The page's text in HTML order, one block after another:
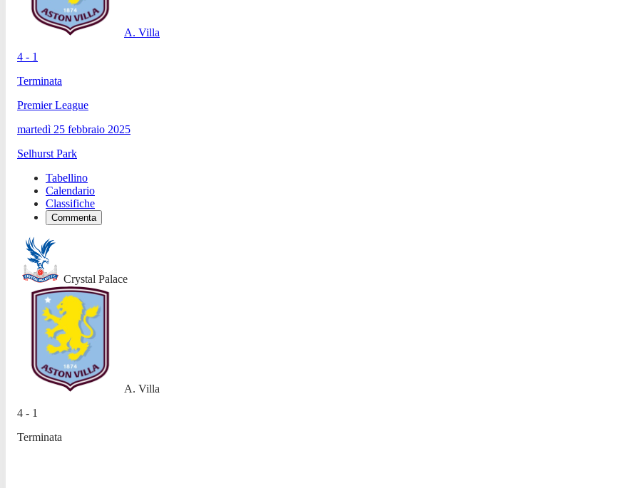
A. Villa
4 - 1
Terminata
Premier League
martedì 25 febbraio 2025
Selhurst Park
Tabellino
Calendario
Classifiche
Commenta
Crystal Palace
A. Villa
4 - 1
Terminata